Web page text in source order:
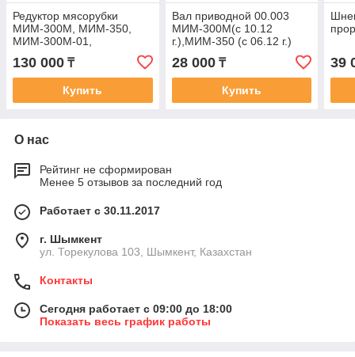
Редуктор мясорубки
МИМ-300М, МИМ-350,
МИМ-300М-01,
МИМ-600М (нового
образца)
130 000 ₸
Купить
Вал приводной 00.003
МИМ-300М(с 10.12
г.),МИМ-350 (с 06.12 г.)
МИМ-600М (с 11.12 г.)
28 000₸
Купить
39
О нас
Рейтинг не сформирован
Менее 5 отзывов за последний год
Работает с 30.11.2017
г. Шымкент
ул. Торекулова 103, Шымкент, Казахстан
Контакты
Сегодня работает с 09:00 до 18:00
Показать весь график работы